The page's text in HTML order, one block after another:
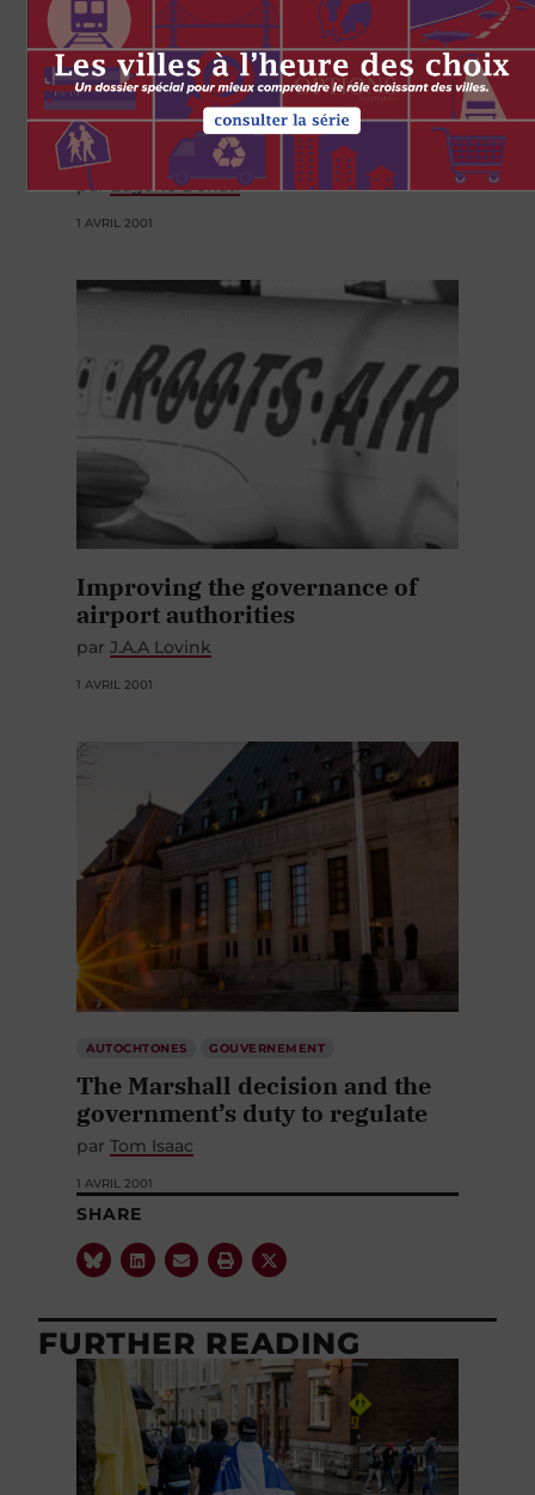
GOUVERNEMENT
Opposed triangles: Policy and
regulation in Canada and the US
parEugene Donati
1 AVRIL 2001
Improving the governance of
airport authorities
par J.A.A Lovink
1 AVRIL 2001
AUTOCHTONES GOUVERNEMENT
The Marshall decision and the
government’s duty to regulate
par Tom Isaac
1 AVRIL 2001
SHARE
FURTHER READING